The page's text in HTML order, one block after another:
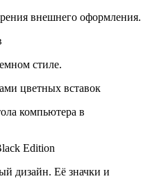
внешнего оформления.
стиле.
цветных вставок
компьютера в
Edition
дизайн. Её значки и